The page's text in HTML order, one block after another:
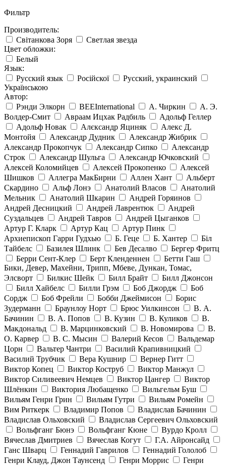
Фильтр
Производитель:
Світанкова Зоря
Светлая звезда
Цвет обложки:
Белый
Язык:
Русский язык
Російскої
Русский, украинский
Українською
Автор:
Рэнди Элкорн
BEEInternational А. Чиркин
А. Э.
Волдер-Смит
Авраам Ицхак Радбиль
Адольф Геллер
Адольф Новак
Алєксандр Яциняк
Алекс Д.
Монтойя
Александр Дудник
Александр Жибрик
Александр Прокопчук
Александр Сипко
Александр
Строк
Александр Шульга
Александр Ючковский
Алексей Коломийцев
Алексей Прокопенко
Алексей
Шишков
Аллегра МакБирни Аллен Хант
Альберт
Скардино
Альф Лонэ Анатолий Власов
Анатолий
Мельник
Анатолий Шкарин
Андрей Горяинов
Андрей Десницкий
Андрей Лаврентюк
Андрей
Суздальцев
Андрей Тавров
Андрей Цыганков
Артур Г. Кларк
Артур Кац
Артур Пинк
Архиепископ Гарри Гудхью
Б. Геце Б. Хантер
Біл
Тайбелс
Базилея Шлинк Бев Десалво
Бергер Фритц
Берри Сент-Клер
Берт Кленденнен
Бетти Гаш
Бики, Девер, Махейни, Трипп, Мбеве, Дункан, Томас,
Элсворт
Билкис Шейк Билл Брайт
Билл Джонсон
Билл Хайбелс
Билли Грэм Боб Джордж
Боб
Сордж
Боб Фрейли Бобби Джеймисон
Борис
Зудерманн
Браунлоу Норт Брюс Уилкинсон
В. А.
Бачинин
В. А. Попов В. Кузин В. Куликов
В.
Макдональд
В. Марцинковский В. Новомирова
В.
О. Карвер
В. С. Мысин Валерий Кесов
Вальдемар
Цорн
Вальтер Чантри
Василий Крапивницкий
Василий Трубчик
Вера Кушнир
Вернер Гитт
Виктор Копец
Виктор Коструб
Виктор Манжул
Виктор Силивеевич Немцев
Виктор Цангер
Виктор
Шлёнкин
Виктория Любащенко
Вильгельм Буш
Вильям Генри Грин
Вильям Гутри
Вильям Ромейн
Вим Риткерк
Владимир Попов
Владислав Бачинин
Владислав Ольховский
Владислав Сергеевич Ольховский
Вольфганг Бюнэ
Вольфганг Кюне
Вурдо Кролл
Вячеслав Дмитриев
Вячеслав Когут
Г.А. Айронсайд
Ганс Шварц
Геннадий Гаврилов
Геннадий Гололоб
Генри Клауд, Джон Таунсенд
Генри Моррис
Генри